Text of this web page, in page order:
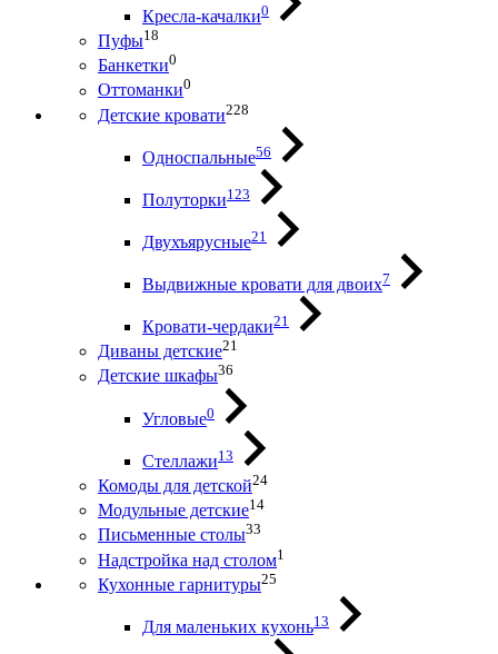
Кресла-качалки0
Пуфы18
Банкетки0
Оттоманки0
Детские кровати228
Односпальные56
Полуторки123
Двухъярусные21
Выдвижные кровати для двоих7
Кровати-чердаки21
Диваны детские21
Детские шкафы36
Угловые0
Стеллажи13
Комоды для детской24
Модульные детские14
Письменные столы33
Надстройка над столом1
Кухонные гарнитуры25
Для маленьких кухонь13